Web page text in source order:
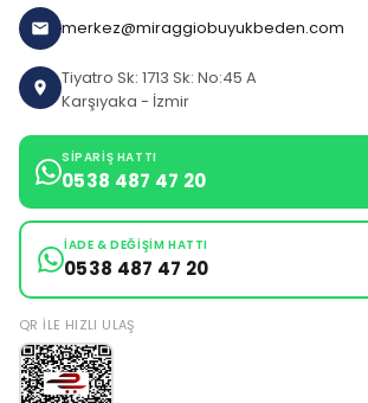
merkez@miraggiobuyukbeden.com
Tiyatro Sk: 1713 Sk: No:45 A
Karşıyaka - İzmir
SIPARIŞ HATTI
0538 487 47 20
İADE & DEĞIŞIM HATTI
0538 487 47 20
QR ILE HIZLI ULAŞ